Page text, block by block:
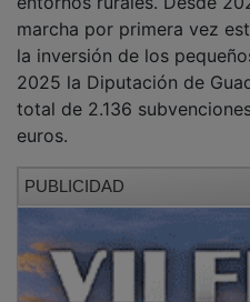
marcha por primera vez
la inversión de los
2025 la Diputación de
total de 2.136
euros.